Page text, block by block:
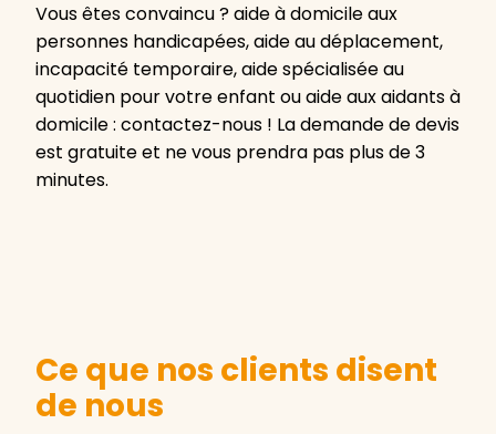
Vous êtes convaincu ? aide à domicile aux
personnes handicapées, aide au déplacement,
incapacité temporaire, aide spécialisée au
quotidien pour votre enfant ou aide aux aidants à
domicile : contactez-nous ! La demande de devis
est gratuite et ne vous prendra pas plus de 3
minutes.
Ce que nos clients disent
de nous